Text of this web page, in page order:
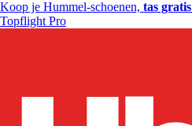
Koop je Hummel-schoenen, tas gratis
Topflight Pro